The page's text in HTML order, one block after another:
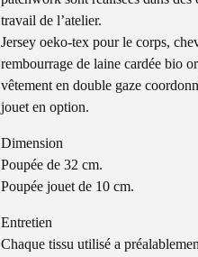
travail de l’atelier.
Jersey oeko-tex pour le corps,
rembourrage de laine cardée bio
vêtement en double gaze
jouet en option.
Dimension
Poupée de 32 cm.
Poupée jouet de 10 cm.
Entretien
Chaque tissu utilisé a